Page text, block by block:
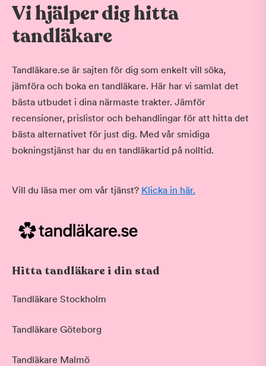
Vi hjälper dig hitta
tandläkare
Tandläkare.se är sajten för dig som enkelt vill söka,
jämföra och boka en tandläkare. Här har vi samlat det
bästa utbudet i dina närmaste trakter. Jämför
recensioner, prislistor och behandlingar för att hitta det
bästa alternativet för just dig. Med vår smidiga
bokningstjänst har du en tandläkartid på nolltid.
Vill du läsa mer om vår tjänst? Klicka in här.
Hitta tandläkare i din stad
Tandläkare Stockholm
Tandläkare Göteborg
Tandläkare Malmö